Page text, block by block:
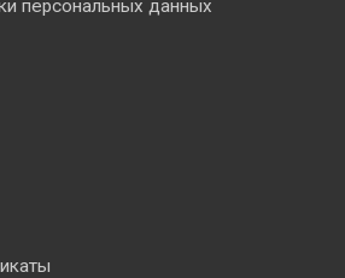
персональных данных